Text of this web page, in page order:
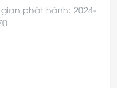
gian phát hành: 2024-